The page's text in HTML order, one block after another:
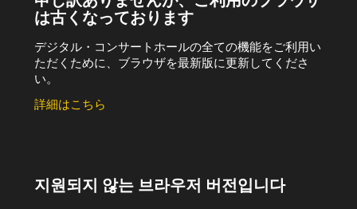
は古くなっております
デジタル・コンサートホールの全ての機能をご利用い
ただくために、ブラウザを最新版に更新してくださ
い。
詳細はこちら
지원되지 않는 브라우저 버전입니다